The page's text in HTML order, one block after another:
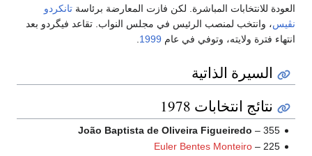
العودة للانتخابات المباشرة. لكن فازت المعارضة برئاسة تانكردو
نڤيس، وانتخب لمنصب الرئيس في مجلس النواب. تقاعد فيگردو بعد
انتهاء فترة ولايته، وتوفي في عام 1999
السيرة الذاتية
نتائج انتخابات 1978
João Baptista de Oliveira Figueiredo – 355
Euler Bentes Monteiro– 225